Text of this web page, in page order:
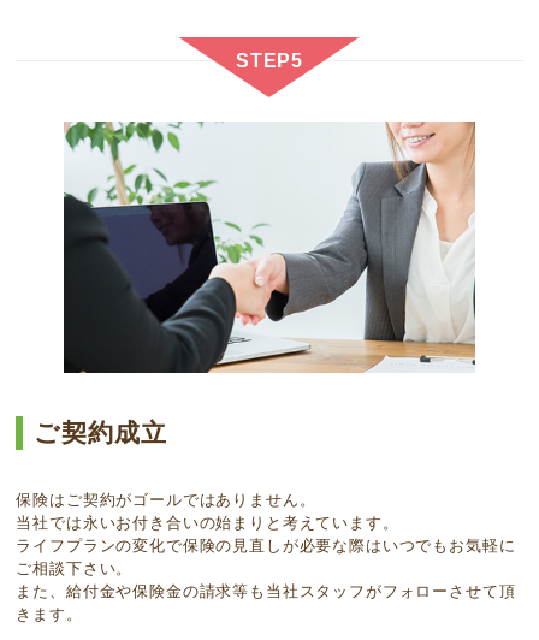
STEP5
ご契約成立
保険はご契約がゴールではありません。
当社では永いお付き合いの始まりと考えています。
ライフプランの変化で保険の見直しが必要な際はいつでもお気軽に
ご相談下さい。
また、給付金や保険金の請求等も当社スタッフがフォローさせて頂
きます。